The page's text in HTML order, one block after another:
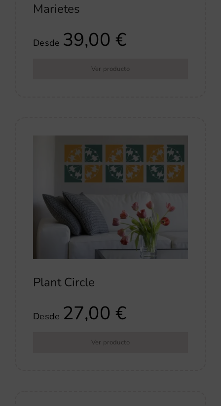
Marietes
Desde 39,00€
Ver producto
Plant Circle
Desde 27,00€
Ver producto